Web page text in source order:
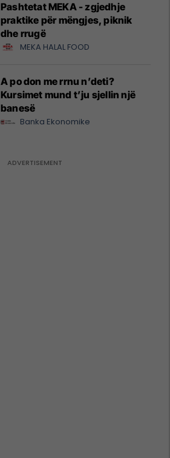
Pashtetat MEKA - zgjedhje
praktike për mëngjes, piknik
dhe rrugë
MEKA HALAL FOOD
A po don me rrnu n’deti?
Kursimet mund t’ju sjellin një
banesë
Banka Ekonomike